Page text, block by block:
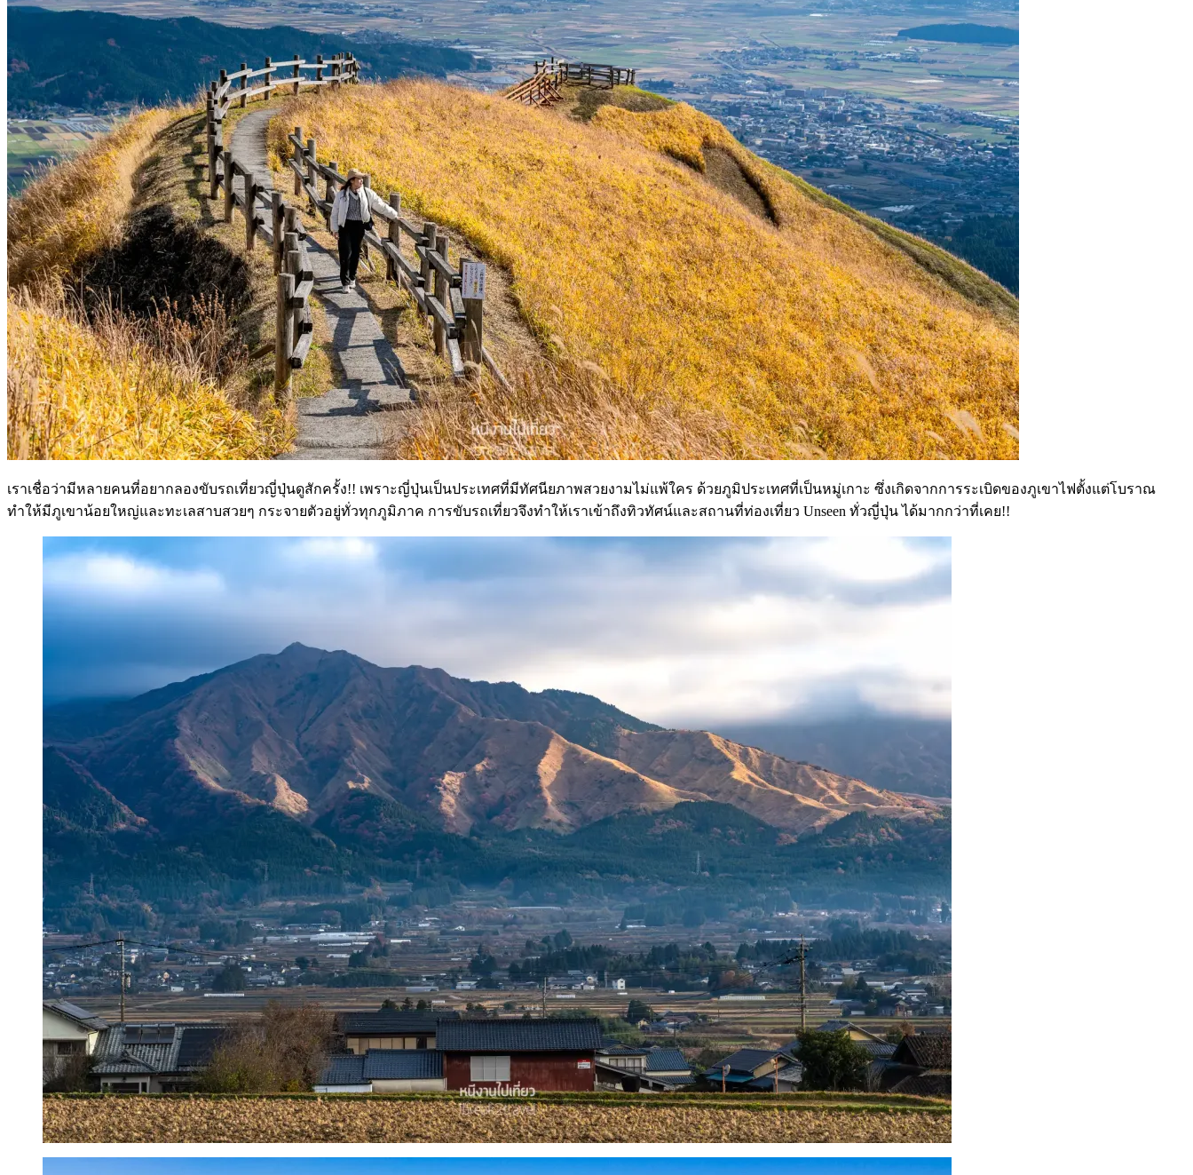
เราเชื่อว่ามีหลายคนที่อยากลองขับรถเที่ยวญี่ปุ่นดูสักครั้ง!! เพราะญี่ปุ่นเป็นประเทศที่มีทัศนียภาพสวยงามไม่แพ้ใคร ด้วยภูมิประเทศที่เป็นหมู่เกาะ ซึ่งเกิดจากการระเบิดของภูเขาไฟตั้งแต่โบราณ
ทำให้มีภูเขาน้อยใหญ่และทะเลสาบสวยๆ กระจายตัวอยู่ทั่วทุกภูมิภาค การขับรถเที่ยวจึงทำให้เราเข้าถึงทิวทัศน์และสถานที่ท่องเที่ยว Unseen ทั่วญี่ปุ่น ได้มากกว่าที่เคย!!